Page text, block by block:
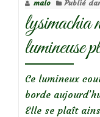
malo Publié
lysimachia
lumineuse
Ce lumineux
borde
Elle se plaît